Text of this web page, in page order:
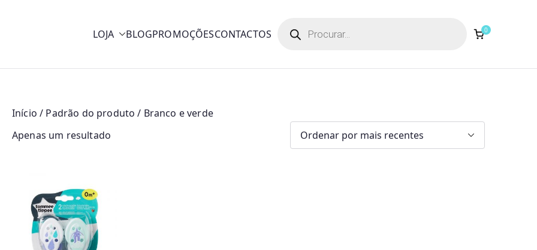
LOJA BLOGPROMOÇÕESCONTACTOS search 0
Início / Padrão do produto / Branco e verde
Apenas um resultado